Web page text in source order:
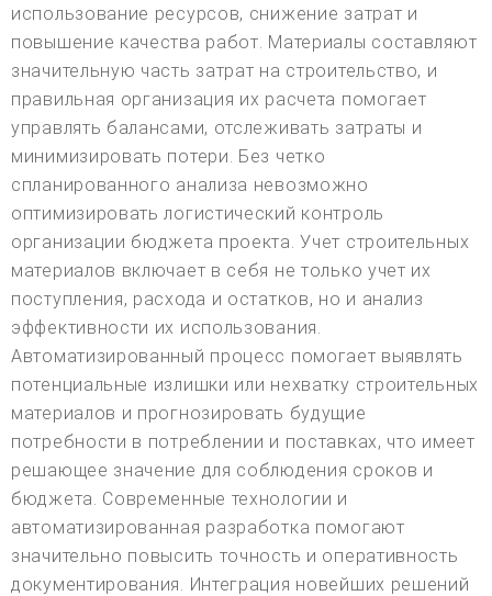
использование ресурсов, снижение затрат и
повышение качества работ. Материалы составляют
значительную часть затрат на строительство, и
правильная организация их расчета помогает
управлять балансами, отслеживать затраты и
минимизировать потери. Без четко
спланированного анализа невозможно
оптимизировать логистический контроль
организации бюджета проекта. Учет строительных
материалов включает в себя не только учет их
поступления, расхода и остатков, но и анализ
эффективности их использования.
Автоматизированный процесс помогает выявлять
потенциальные излишки или нехватку строительных
материалов и прогнозировать будущие
потребности в потреблении и поставках, что имеет
решающее значение для соблюдения сроков и
бюджета. Современные технологии и
автоматизированная разработка помогают
значительно повысить точность и оперативность
документирования. Интеграция новейших решений